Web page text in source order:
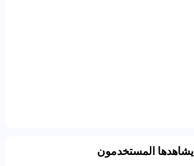
المستخدمون